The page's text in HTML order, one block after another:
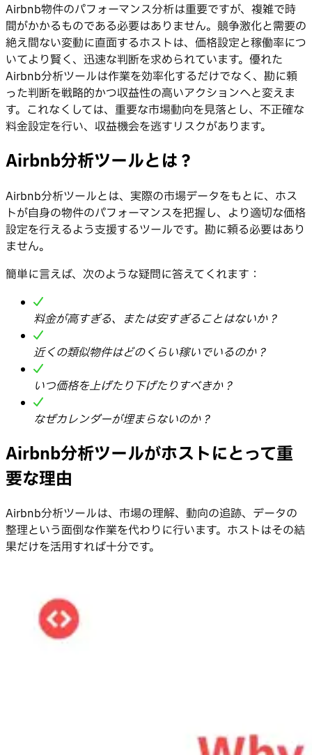
Airbnb物件のパフォーマンス分析は重要ですが、複雑で時
間がかかるものである必要はありません。競争激化と需要の
絶え間ない変動に直面するホストは、価格設定と稼働率につ
いてより賢く、迅速な判断を求められています。優れた
Airbnb分析ツールは作業を効率化するだけでなく、勘に頼
った判断を戦略的かつ収益性の高いアクションへと変えま
す。これなくしては、重要な市場動向を見落とし、不正確な
料金設定を行い、収益機会を逃すリスクがあります。
Airbnb分析ツールとは？
Airbnb分析ツールとは、実際の市場データをもとに、ホス
トが自身の物件のパフォーマンスを把握し、より適切な価格
設定を行えるよう支援するツールです。勘に頼る必要はあり
ません。
簡単に言えば、次のような疑問に答えてくれます：
料金が高すぎる、または安すぎることはないか？
近くの類似物件はどのくらい稼いでいるのか？
いつ価格を上げたり下げたりすべきか？
なぜカレンダーが埋まらないのか？
Airbnb分析ツールがホストにとって重
要な理由
Airbnb分析ツールは、市場の理解、動向の追跡、データの
整理という面倒な作業を代わりに行います。ホストはその結
果だけを活用すれば十分です。